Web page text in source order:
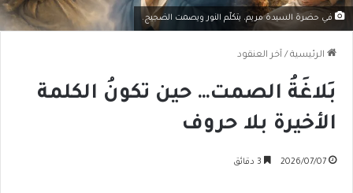
في حضرة السيدة مريم، يتكلّم النور ويصمت الضجيج.
الرئيسية / آخر العنقود
بَلاغَةُ الصمت… حين تكونُ الكلمة
الأخيرة بلا حروف
2026/07/07